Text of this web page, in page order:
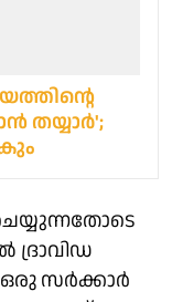
തയ്യാർ';
ദ്രാവിഡ
സര്‍ക്കാര്‍